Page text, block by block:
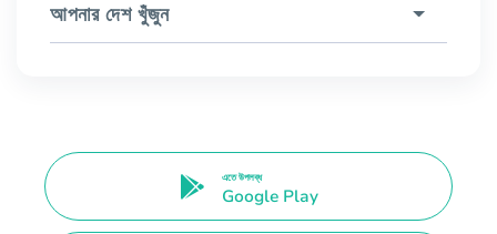
আপনার দেশ খুঁজুন
এতে উপলব্ধ
Google Play